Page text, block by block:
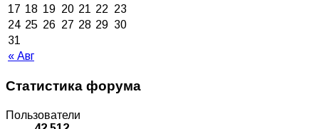
« Авг
17 18 19 20 21 22 23
24 25 26 27 28 29 30
31
Статистика форума
Пользователи